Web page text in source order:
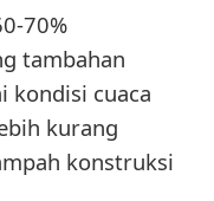
70%
tambahan
kondisi cuaca
kurang
konstruksi